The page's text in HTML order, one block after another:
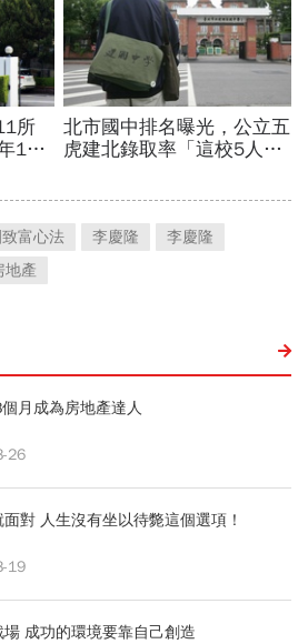
富心法 李慶隆
李慶隆
地產
月成為房地產達人
26
對 人生沒有坐以待斃這個選項！
19
成功的環境要靠自己創造